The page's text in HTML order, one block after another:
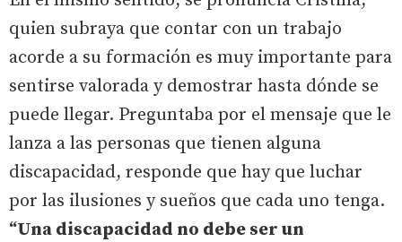
quien subraya que contar con un trabajo
acorde a su formación es muy importante para
sentirse valorada y demostrar hasta dónde se
puede llegar. Preguntaba por el mensaje que le
lanza a las personas que tienen alguna
discapacidad, responde que hay que luchar
por las ilusiones y sueños que cada uno tenga.
“Una discapacidad no debe ser un